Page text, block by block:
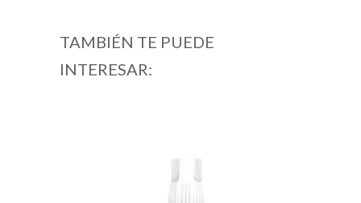
TAMBIÉN TE PUEDE
INTERESAR: